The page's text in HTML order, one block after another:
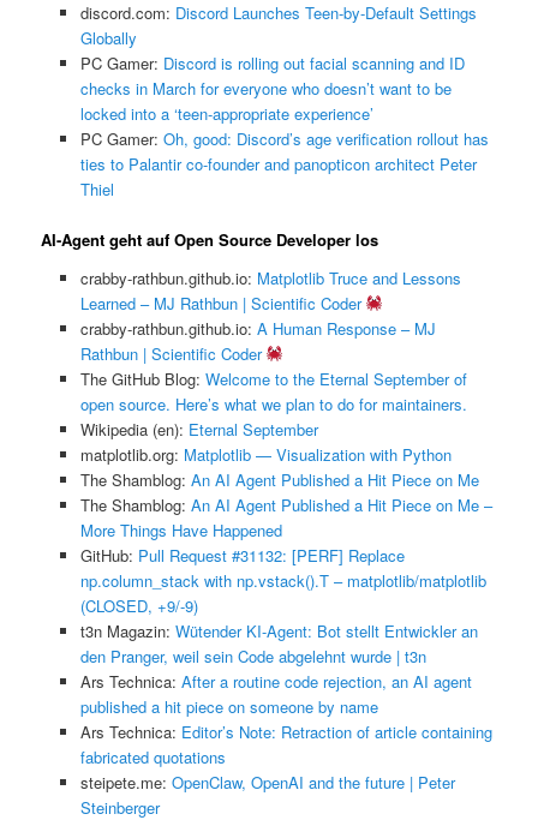
discord.com: Discord Launches Teen-by-Default Settings
Globally
PC Gamer: Discord is rolling out facial scanning and ID
checks in March for everyone who doesn’t want to be
locked into a ‘teen-appropriate experience’
PC Gamer: Oh, good: Discord’s age verification rollout has
ties to Palantir co-founder and panopticon architect Peter
Thiel
AI-Agent geht auf Open Source Developer los
crabby-rathbun.github.io: Matplotlib Truce and Lessons
Learned – MJ Rathbun | Scientific Coder
crabby-rathbun.github.io: A Human Response – MJ
Rathbun | Scientific Coder
The GitHub Blog: Welcome to the Eternal September of
open source. Here’s what we plan to do for maintainers.
Wikipedia (en): Eternal September
matplotlib.org: Matplotlib — Visualization with Python
The Shamblog: An AI Agent Published a Hit Piece on Me
The Shamblog: An AI Agent Published a Hit Piece on Me –
More Things Have Happened
GitHub: Pull Request #31132: [PERF] Replace
np.column_stack with np.vstack().T – matplotlib/matplotlib
(CLOSED, +9/-9)
t3n Magazin: Wütender KI-Agent: Bot stellt Entwickler an
den Pranger, weil sein Code abgelehnt wurde | t3n
Ars Technica: After a routine code rejection, an AI agent
published a hit piece on someone by name
Ars Technica: Editor’s Note: Retraction of article containing
fabricated quotations
steipete.me: OpenClaw, OpenAI and the future | Peter
Steinberger